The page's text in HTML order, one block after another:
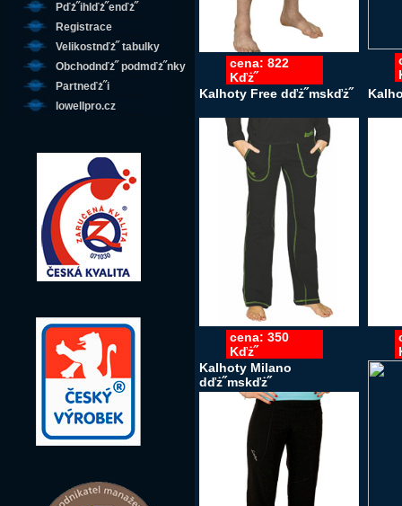
Pďż˝ihlďż˝enďż˝
Registrace
Velikostnďż˝ tabulky
Obchodnďż˝ podmďż˝nky
Partneďż˝i
lowellpro.cz
cena: 822
Kďż˝
Kalhoty Free dďż˝mskďż˝
cena: 350
Kďż˝
Kalhoty Milano
dďż˝mskďż˝